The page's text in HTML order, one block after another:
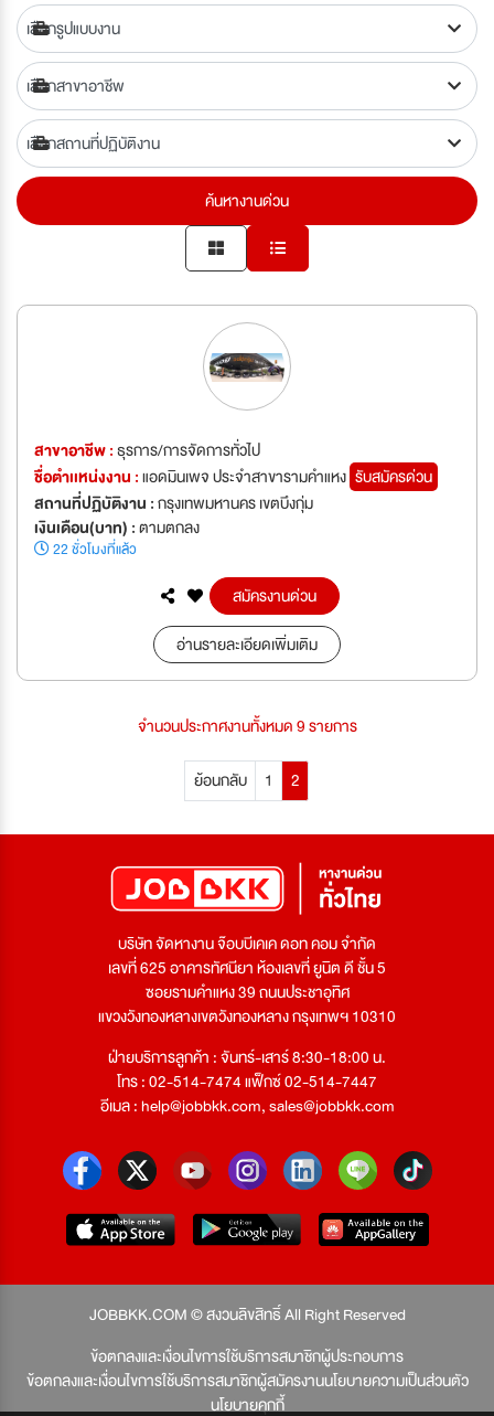
ค้นหางานด่วน
สาขาอาชีพ :ธุรการ/การจัดการทั่วไป
ชื่อตำเเหน่งงาน :แอดมินเพจ ประจำสาขารามคำแหง รับสมัครด่วน
สถานที่ปฏิบัติงาน :กรุงเทพมหานคร เขตบึงกุ่ม
เงินเดือน(บาท) :ตามตกลง
22 ชั่วโมงที่แล้ว
สมัครงานด่วน
อ่านรายละเอียดเพิ่มเติม
จำนวนประกาศงานทั้งหมด 9 รายการ
ย้อนกลับ 1 2
บริษัท จัดหางาน จ๊อบบีเคเค ดอท คอม จำกัด
เลขที่ 625 อาคารทัศนียา ห้องเลขที่ ยูนิต ดี ชั้น 5
ซอยรามคำแหง 39 ถนนประชาอุทิศ
แขวงวังทองหลางเขตวังทองหลาง กรุงเทพฯ 10310
ฝ่ายบริการลูกค้า : จันทร์-เสาร์ 8:30-18:00 น.
โทร : 02-514-7474 แฟ็กซ์ 02-514-7447
อีเมล :help@jobbkk.com,sales@jobbkk.com
JOBBKK.COM © สงวนลิขสิทธิ์ All Right Reserved
ข้อตกลงและเงื่อนไขการใช้บริการสมาชิกผู้ประกอบการ
ข้อตกลงและเงื่อนไขการใช้บริการสมาชิกผู้สมัครงานนโยบายความเป็นส่วนตัว
นโยบายคุกกี้